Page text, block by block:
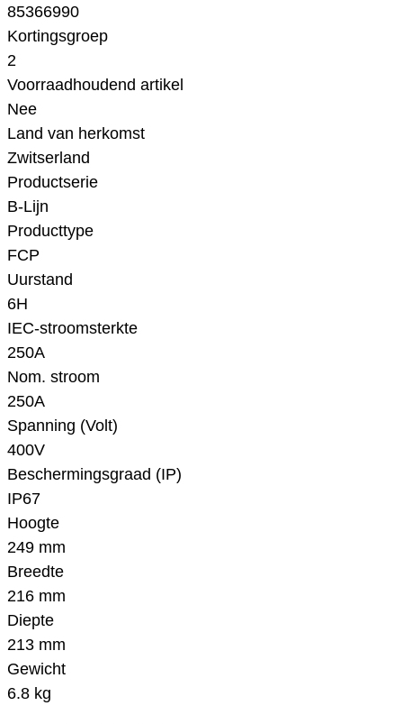
85366990
Kortingsgroep
2
Voorraadhoudend artikel
Nee
Land van herkomst
Zwitserland
Productserie
B-Lijn
Producttype
FCP
Uurstand
6H
IEC-stroomsterkte
250A
Nom. stroom
250A
Spanning (Volt)
400V
Beschermingsgraad (IP)
IP67
Hoogte
249 mm
Breedte
216 mm
Diepte
213 mm
Gewicht
6.8 kg